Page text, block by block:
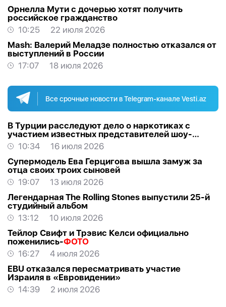
Орнелла Мути с дочерью хотят получить
российское гражданство
10:25
22 июля 2026
Mash: Валерий Меладзе полностью отказался от
выступлений в России
17:07
18 июля 2026
Все срочные новости в Telegram-канале Vesti.az
В Турции расследуют дело о наркотиках с
участием известных представителей шоу-
бизнеса
10:34
16 июля 2026
Супермодель Ева Герцигова вышла замуж за
отца своих троих сыновей
19:07
13 июля 2026
Легендарная The Rolling Stones выпустили 25-й
студийный альбом
13:12
10 июля 2026
Тейлор Свифт и Трэвис Келси официально
поженились-ФОТО
16:27
4 июля 2026
EBU отказался пересматривать участие
Израиля в «Евровидении»
14:39
2 июля 2026